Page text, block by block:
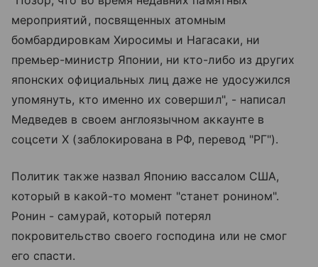
мероприятий, посвященных атомным
бомбардировкам Хиросимы и Нагасаки, ни
премьер-министр Японии, ни кто-либо из других
японских официальных лиц даже не удосужился
упомянуть, кто именно их совершил", - написал
Медведев в своем англоязычном аккаунте в
соцсети X (заблокирована в РФ, перевод "РГ").
Политик также назвал Японию вассалом США,
который в какой-то момент "станет ронином".
Ронин - самурай, который потерял
покровительство своего господина или не смог
его спасти.